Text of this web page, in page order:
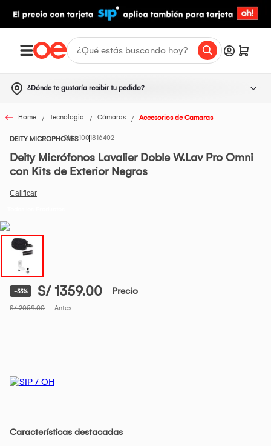
¿Dónde te gustaría recibir tu pedido?
Home Tecnologia Cámaras Accesorios de Camaras
DEITY MICROPHONES1001816402
Deity Micrófonos Lavalier Doble W.Lav Pro Omni
con Kits de Exterior Negros
-33% S/ 1359.00 Precio
S/ 2059.00 Antes
Características destacadas